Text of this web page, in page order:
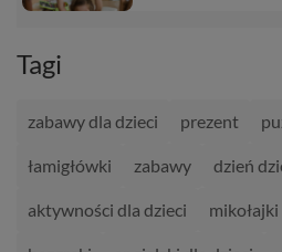
Tagi
zabawy dla dzieci prezent
łamigłówki zabawy dzień
aktywności dla dzieci mikołajki